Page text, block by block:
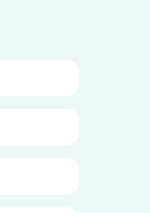
姆最快速的联络
手，预约临时保